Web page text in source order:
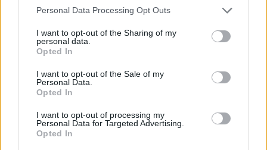
Personal Data Processing Opt Outs
I want to opt-out of the Sharing of my
personal data.
Opted In
I want to opt-out of the Sale of my
Personal Data.
Opted In
I want to opt-out of processing my
Personal Data for Targeted Advertising.
Opted In
Denice (2)